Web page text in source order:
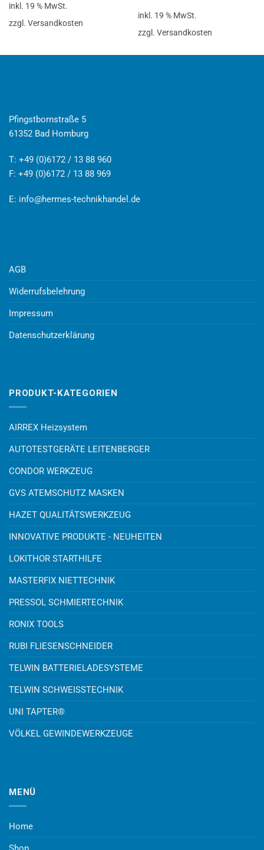
inkl. 19 % MwSt.
zzgl. Versandkosten
inkl. 19 % MwSt.
zzgl. Versandkosten
Pfingstbornstraße 5
61352 Bad Homburg
T: +49 (0)6172 / 13 88 960
F: +49 (0)6172 / 13 88 969
E: info@hermes-technikhandel.de
AGB
Widerrufsbelehrung
Impressum
Datenschutzerklärung
PRODUKT-KATEGORIEN
AIRREX Heizsystem
AUTOTESTGERÄTE LEITENBERGER
CONDOR WERKZEUG
GVS ATEMSCHUTZ MASKEN
HAZET QUALITÄTSWERKZEUG
INNOVATIVE PRODUKTE - NEUHEITEN
LOKITHOR STARTHILFE
MASTERFIX NIETTECHNIK
PRESSOL SCHMIERTECHNIK
RONIX TOOLS
RUBI FLIESENSCHNEIDER
TELWIN BATTERIELADESYSTEME
TELWIN SCHWEISSTECHNIK
UNI TAPTER®
VÖLKEL GEWINDEWERKZEUGE
MENÜ
Home